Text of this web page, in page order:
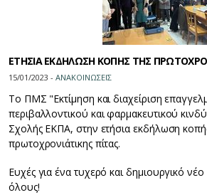
ΕΤΗΣΙΑ ΕΚΔΗΛΩΣΗ ΚΟΠΗΣ ΤΗΣ
15/01/2023 - ΑΝΑΚΟΙΝΩΣΕΙΣ
Το ΠΜΣ "Εκτίμηση και διαχείριση
περιβαλλοντικού και φαρμακευτικού
Σχολής ΕΚΠΑ, στην ετήσια εκδήλωση
πρωτοχρονιάτικης πίτας.
Ευχές για ένα τυχερό και δημιουργικό νέο
όλους!